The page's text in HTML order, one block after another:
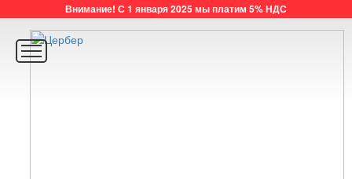
Внимание! С 1 января 2025 мы платим 5% НДС